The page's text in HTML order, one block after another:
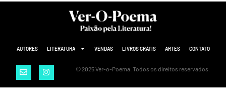
AUTORES LITERATURA VENDAS LIVROS GRÁTIS ARTES CONTATO
© 2025 Ver-o-Poema. Todos os direitos reservados.